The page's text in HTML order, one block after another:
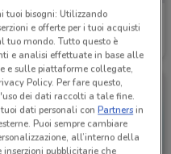
Conad
Scade il 31/08
tuoi bisogni: Utilizzando
e offerte per i tuoi acquisti
mondo. Tutto questo è
e analisi effettuate in base alle
e sulle piattaforme collegate,
Policy. Per fare questo,
dei dati raccolti a tale fine.
dati personali conPartnersin
Puoi sempre cambiare
all’interno della
inserzioni pubblicitarie che